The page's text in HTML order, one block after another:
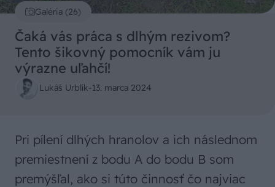
Galéria (26)
Čaká vás práca s dlhým rezivom?
Tento šikovný pomocník vám ju
výrazne uľahčí!
Lukáš Urblík-13. marca 2024
Pri pílení dlhých hranolov a ich následnom
premiestnení z bodu A do bodu B som
premýšľal, ako si túto činnosť čo najviac